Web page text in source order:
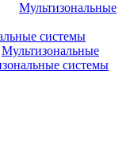
Мультизональные
системы
Мультизональные
системы